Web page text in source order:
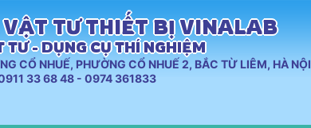
VẬT TƯ THIẾT BỊ VINALAB
- DỤNG CỤ THÍ NGHIỆM
CỔ NHUẾ, PHƯỜNG CỔ NHUẾ 2, BẮC TỪ LIÊM, HÀ NỘI
33 68 48 - 0974 361833